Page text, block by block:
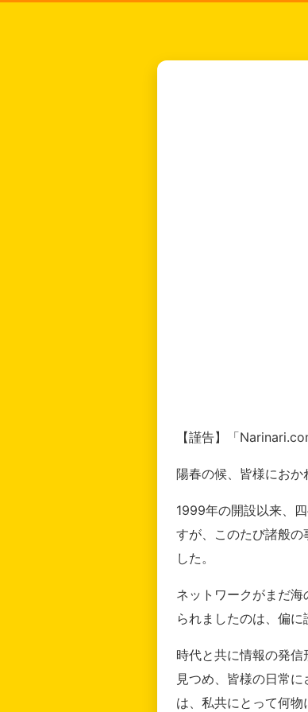
【謹告】「
陽春の候、皆様におか
1999年の開設以来、
すが、このたび諸般
した。
ネットワークがまだ
られましたのは、偏
時代と共に情報の発
見つめ、皆様の日常
は、私共にとって何物